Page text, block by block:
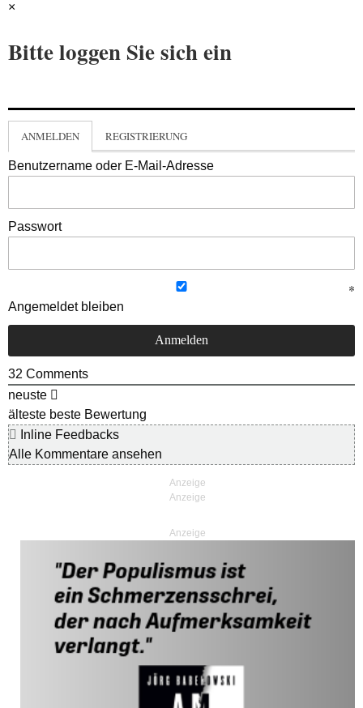
×
Bitte loggen Sie sich ein
ANMELDEN REGISTRIERUNG
Benutzername oder E-Mail-Adresse
Passwort
Angemeldet bleiben
32 Comments
neuste
älteste beste Bewertung
Inline Feedbacks
Alle Kommentare ansehen
Anzeige